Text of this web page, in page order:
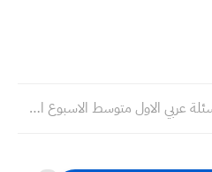
حل اسئلة عربي الاول متوسط الاسبوع الثالث عشر التلفزيون التربوي